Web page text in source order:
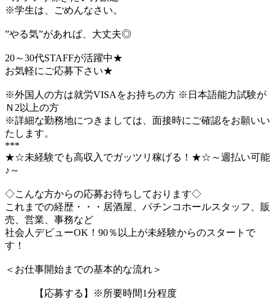
※学生は、ごめんなさい。
”やる気”があれば、大丈夫◎
20～30代STAFFが活躍中★
お気軽にご応募下さい★
※外国人の方は就労VISAをお持ちの方 ※日本語能力試験が
Ｎ2以上の方
※詳細な勤務地につきましては、面接時にご確認をお願いい
たします。
***
★☆未経験でも高収入でガッツリ稼げる！★☆～週払い可能
♪～
◇こんな方からの応募お待ちしております◇
これまでの経歴・・・居酒屋、パチンコホールスタッフ、販
売、営業、事務など
社会人デビューOK！90％以上が未経験からのスタートで
す！
＜お仕事開始までの基本的な流れ＞
【応募する】※所要時間1分程度